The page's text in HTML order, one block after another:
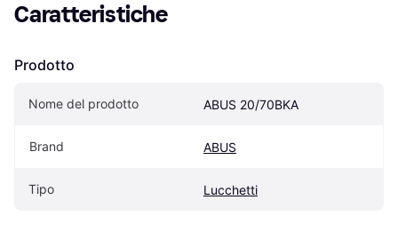
Caratteristiche
Prodotto
Nome del prodotto ABUS 20/70BKA
Brand ABUS
Tipo Lucchetti